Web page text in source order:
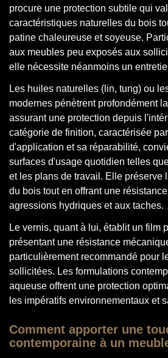
procure une protection subtile qui
caractéristiques naturelles du bois
patine chaleureuse et soyeuse.
aux meubles peu exposés aux
elle nécessite néanmoins un
Les huiles naturelles (lin, tung) ou
modernes pénètrent profondément
assurant une protection depuis
catégorie de finition, caractérisée
d'application et sa réparabilité,
surfaces d'usage quotidien telles
et les plans de travail. Elle préserve
du bois tout en offrant une
agressions hydriques et aux taches.
Le vernis, quant à lui, établit un film
présentant une résistance
particulièrement recommandé pour
sollicitées. Les formulations
aqueuse offrent une protection
les impératifs environnementaux et
Comment apporter une
contemporaine à un